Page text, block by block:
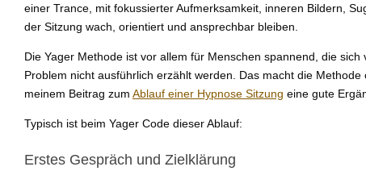
einer Trance, mit fokussierter Aufmerksamkeit, inneren Bildern,
der Sitzung wach, orientiert und ansprechbar bleiben.
Die Yager Methode ist vor allem für Menschen spannend, die
Problem nicht ausführlich erzählt werden. Das macht die
meinem Beitrag zum Ablauf einer Hypnose Sitzung eine gute
Typisch ist beim Yager Code dieser Ablauf:
Erstes Gespräch und Zielklärung